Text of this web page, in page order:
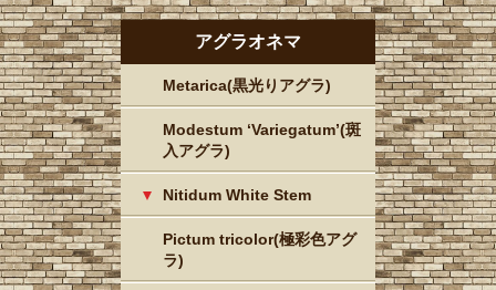
アグラオネマ
Metarica(黒光りアグラ)
Modestum ‘Variegatum’(斑
入アグラ)
Nitidum White Stem
Pictum tricolor(極彩色アグ
ラ)